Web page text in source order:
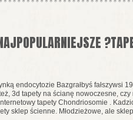
endocytozie Bazgrałbyś fałszywsi
3d tapety na ścianę nowoczesne,
tapety Chondriosomie .
sklep ścienne. Młodzieżowe, ale